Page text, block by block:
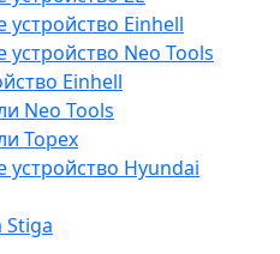
устройство Einhell
устройство Neo Tools
Einhell
Neo Tools
Topex
устройство Hyundai
Stiga